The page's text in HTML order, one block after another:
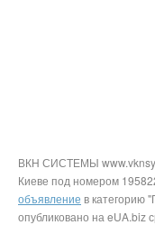
ВКН СИСТЕМЫ
Киеве под номером
объявление в категорию
опубликовано на eUA.biz